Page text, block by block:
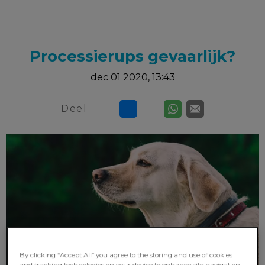
Processierups gevaarlijk?
dec 01 2020, 13:43
Deel
By clicking “Accept All” you agree to the storing and use of cookies